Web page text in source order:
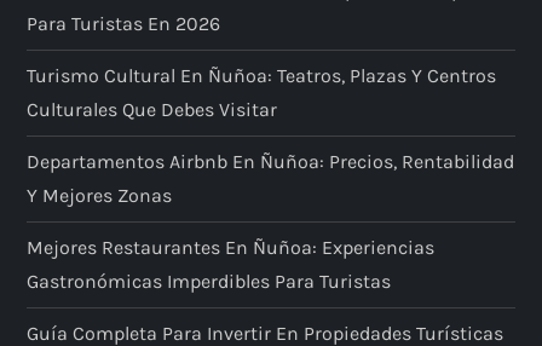
Para Turistas En 2026
Turismo Cultural En Ñuñoa: Teatros, Plazas Y Centros
Culturales Que Debes Visitar
Departamentos Airbnb En Ñuñoa: Precios, Rentabilidad
Y Mejores Zonas
Mejores Restaurantes En Ñuñoa: Experiencias
Gastronómicas Imperdibles Para Turistas
Guía Completa Para Invertir En Propiedades Turísticas